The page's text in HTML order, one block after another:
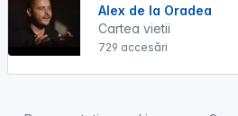
Alex de la Oradea
Cartea vietii
729 accesări